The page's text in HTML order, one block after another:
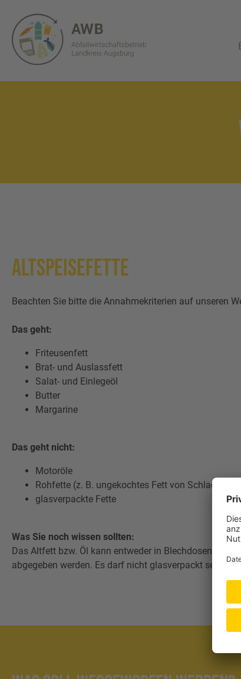
Altspeisefette
Beachten Sie bitte die Annahmekriterien auf unseren
Das geht:
Friteusenfett
Brat- und Auslassfett
Salat- und Einlegeöl
Butter
Margarine
Das geht nicht:
Motoröle
Rohfette (z. B. ungekochtes Fett von
glasverpackte Fette
Was Sie noch wissen sollten:
Das Altfett bzw. Öl kann entweder in Blechdosen aus
abgegeben werden. Es darf nicht glasverpackt sein.